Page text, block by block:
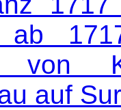
ab
von
auf